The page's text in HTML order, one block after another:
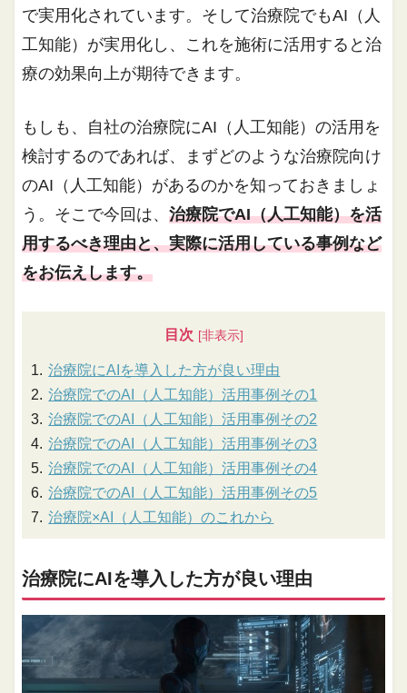
で実用化されています。そして治療院でもAI（人
工知能）が実用化し、これを施術に活用すると治
療の効果向上が期待できます。
もしも、自社の治療院にAI（人工知能）の活用を
検討するのであれば、まずどのような治療院向け
のAI（人工知能）があるのかを知っておきましょ
う。そこで今回は、治療院でAI（人工知能）を活
用するべき理由と、実際に活用している事例など
をお伝えします。
目次
治療院にAIを導入した方が良い理由
治療院でのAI（人工知能）活用事例その1
治療院でのAI（人工知能）活用事例その2
治療院でのAI（人工知能）活用事例その3
治療院でのAI（人工知能）活用事例その4
治療院でのAI（人工知能）活用事例その5
治療院×AI（人工知能）のこれから
治療院にAIを導入した方が良い理由